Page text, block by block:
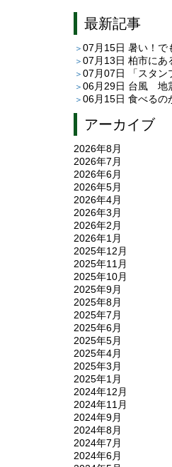
最新記事
07月15日 暑い！で
07月13日 柏市にある自宅カ
07月07日
「スタンプコンクリー
06月29日 台風 地
06月15日 食べるの
アーカイブ
2026年8月
2026年7月
2026年6月
2026年5月
2026年4月
2026年3月
2026年2月
2026年1月
2025年12月
2025年11月
2025年10月
2025年9月
2025年8月
2025年7月
2025年6月
2025年5月
2025年4月
2025年3月
2025年1月
2024年12月
2024年11月
2024年9月
2024年8月
2024年7月
2024年6月